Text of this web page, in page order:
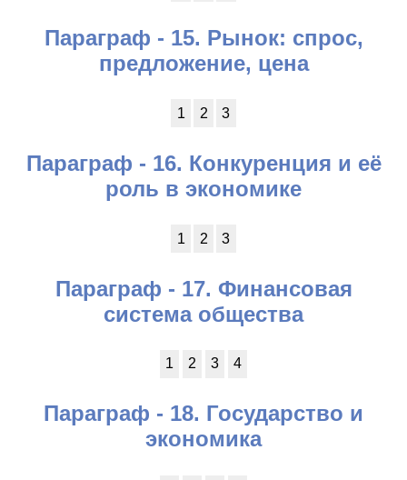
Параграф - 15. Рынок: спрос,
предложение, цена
1 2 3
Параграф - 16. Конкуренция и её
роль в экономике
1 2 3
Параграф - 17. Финансовая
система общества
1 2 3 4
Параграф - 18. Государство и
экономика